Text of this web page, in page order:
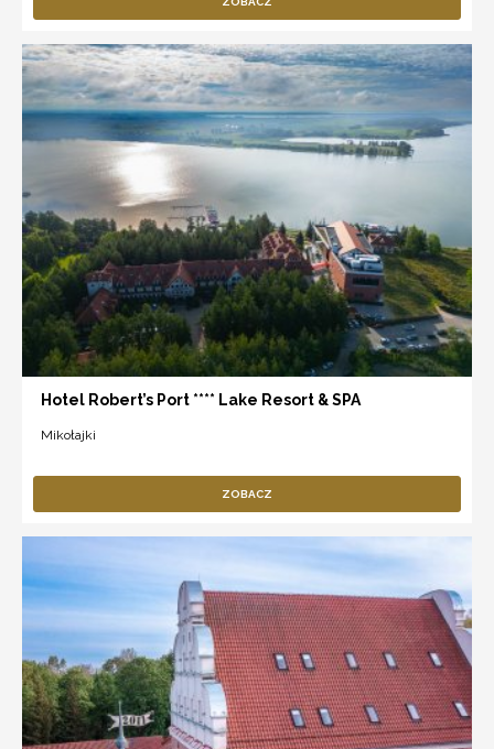
Hotel Robert’s Port **** Lake Resort & SPA
Mikołajki
ZOBACZ